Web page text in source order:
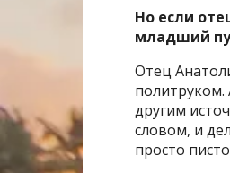
Но если
младший
Отец
политруком.
другим
словом, и
просто